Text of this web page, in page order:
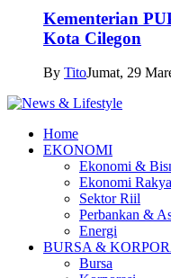
Kementerian
Kota Cilegon
By TitoJumat, 29
Home
EKONOMI
Ekonomi &
Ekonomi
Sektor Riil
Perbankan &
Energi
BURSA &
Bursa